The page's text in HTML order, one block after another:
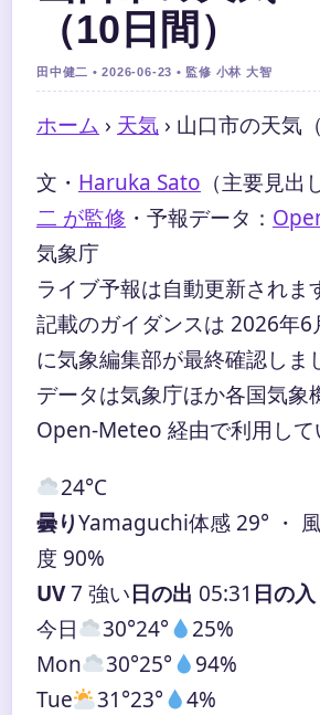
（10日間）
田中健二 • 2026-06-23 • 監修 小林 大智
ホーム › 天気 › 山口市の天気
文・ Haruka Sato （主要見出
二 が監修 ・ 予報データ：
気象庁
ライブ予報は自動更新されま
記載のガイダンスは 2026年6
に気象編集部が最終確認しま
データは気象庁ほか各国気象
Open-Meteo 経由で利用して
24°C
曇りYamaguchi体感 29° ・
度 90%
UV7 強い日の出 05:31 日の入
今日
30°24°
25%
Mon
30°25°
94%
Tue
31°23°
4%